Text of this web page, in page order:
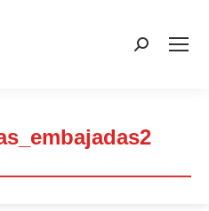
Buscar: